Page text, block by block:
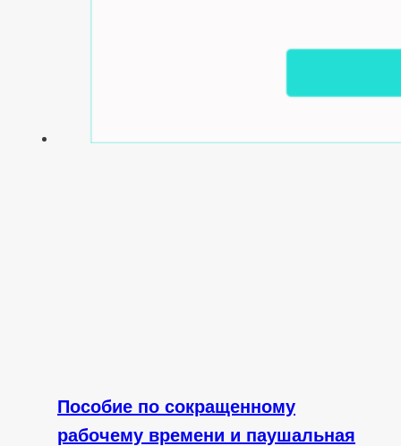
Пособие по сокращенному
рабочему времени и паушальная